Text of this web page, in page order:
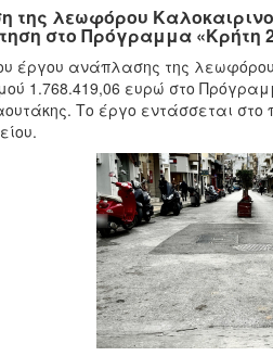
της λεωφόρου
στο Πρόγραμμα «Κρήτη
έργου ανάπλασης της
1.768.419,06 ευρώ στο
Το έργο εντάσσεται στο